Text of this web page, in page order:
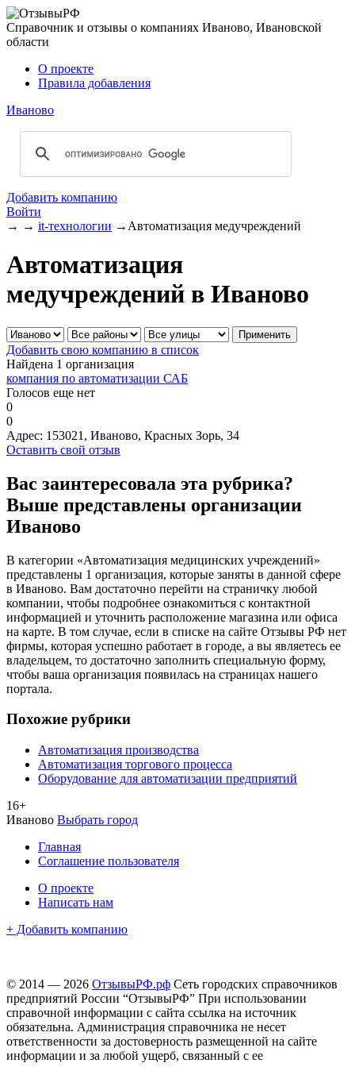
Справочник и отзывы о компаниях Иваново, Ивановской
области
О проекте
Правила добавления
Иваново
Добавить компанию
Войти
→ → it-технологии → Автоматизация медучреждений
Автоматизация
медучреждений в Иваново
Добавить свою компанию в список
Найдена 1 организация
компания по автоматизации САБ
Голосов еще нет
0
0
Адрес: 153021, Иваново, Красных Зорь, 34
Оставить свой отзыв
Вас заинтересовала эта рубрика?
Выше представлены организации
Иваново
В категории «Автоматизация медицинских учреждений»
представлены 1 организация, которые заняты в данной сфере
в Иваново. Вам достаточно перейти на страничку любой
компании, чтобы подробнее ознакомиться с контактной
информацией и уточнить расположение магазина или офиса
на карте. В том случае, если в списке на сайте Отзывы РФ нет
фирмы, которая успешно работает в городе, а вы являетесь ее
владельцем, то достаточно заполнить специальную форму,
чтобы ваша организация появилась на страницах нашего
портала.
Похожие рубрики
Автоматизация производства
Автоматизация торгового процесса
Оборудование для автоматизации предприятий
16+
Иваново Выбрать город
Главная
Соглашение пользователя
О проекте
Написать нам
+ Добавить компанию
© 2014 — 2026 ОтзывыРФ.рф Сеть городских справочников
предприятий России “ОтзывыРФ” При использовании
справочной информации с сайта ссылка на источник
обязательна. Администрация справочника не несет
ответственности за достоверность размещенной на сайте
информации и за любой ущерб, связанный с ее